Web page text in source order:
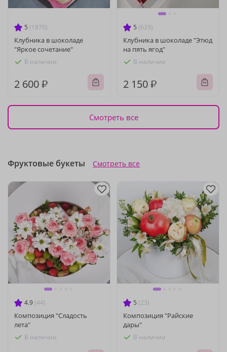
5 (1879)
Клубника в шоколаде
"Яркое сочетание"
В наличии
2 600 ₽
5 (629)
Клубника в шоколаде "Этюд
на пять ягод"
В наличии
2 150 ₽
Смотреть все
Фруктовые букеты Смотреть все
4.9 (44)
Композиция "Сладость
лета"
В наличии
5 (23)
Композиция "Райские
дары"
В наличии